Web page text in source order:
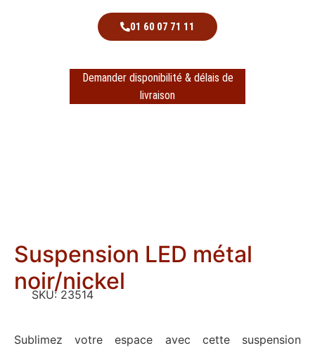
01 60 07 71 11
Demander disponibilité & délais de
livraison
Suspension LED métal
noir/nickel
SKU: 23514
Sublimez votre espace avec cette suspension